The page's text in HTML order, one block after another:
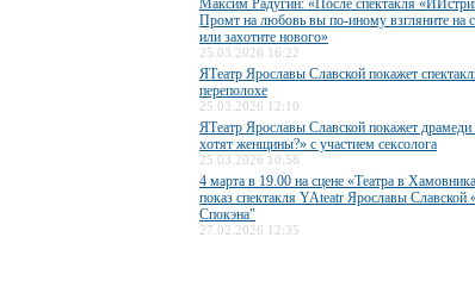
Максим Радугин: «После спектакля
Промт на любовь вы по-иному взгляните на
или захотите нового»
25.03.2026 16:22
ЯТеатр Ярославы Славской покажет
переполохе
25.03.2026 12:10
ЯТеатр Ярославы Славской покажет
хотят женщины?» с участием сексолога
25.03.2026 10:58
4 марта в 19.00 на сцене «Театра в
показ спектакля YAteatr Ярославы Славской
Спокэна"
27.02.2026 12:35